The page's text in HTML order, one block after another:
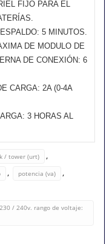
FIJO PARA EL
5 MINUTOS.
DE MODULO DE
DE CONEXIÓN: 6
CARGA: 2A (0-4A
3 HORAS AL
/ tower (urt) ,
, potencia (va) ,
/ 240v. rango de voltaje: